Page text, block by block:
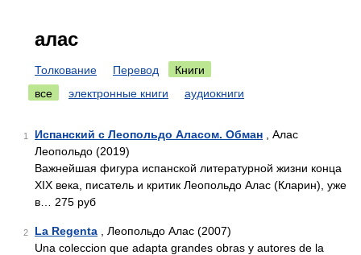
алас
Толкование Перевод
Книги
все
электронные книги аудиокниги
1 Испанский с Леопольдо Аласом. Обман , Алас
Леопольдо (2019)
Важнейшая фигура испанской литературной жизни конца
XIX века, писатель и критик Леопольдо Алас (Кларин), уже
в… 275 руб
2 La Regenta , Леопольдо Алас (2007)
Una coleccion que adapta grandes obras y autores de la